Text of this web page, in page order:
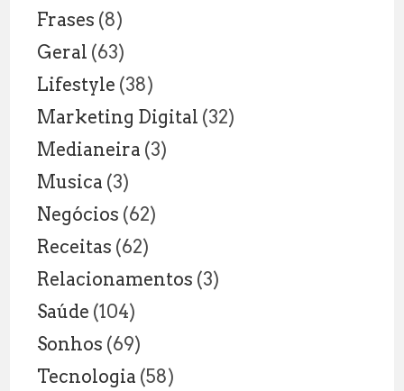
Frases (8)
Geral (63)
Lifestyle (38)
Marketing Digital (32)
Medianeira (3)
Musica (3)
Negócios (62)
Receitas (62)
Relacionamentos (3)
Saúde (104)
Sonhos (69)
Tecnologia (58)